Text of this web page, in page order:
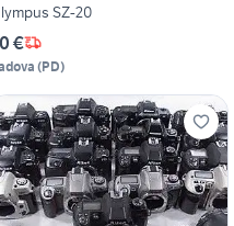
SZ-20
€
(PD)